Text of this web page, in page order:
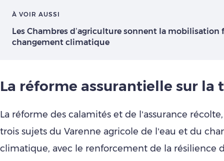
À VOIR AUSSI
Les Chambres d’agriculture sonnent la mobilisation
changement climatique
La réforme assurantielle sur la
La réforme des calamités et de l’assurance récolte,
trois sujets du Varenne agricole de l’eau et du
climatique, avec le renforcement de la résilience